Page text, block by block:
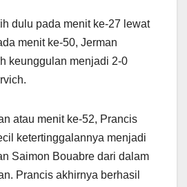
dulu pada menit ke-27 lewat
menit ke-50, Jerman
keunggulan menjadi 2-0
atau menit ke-52, Prancis
ketertinggalannya menjadi
Saimon Bouabre dari dalam
Prancis akhirnya berhasil